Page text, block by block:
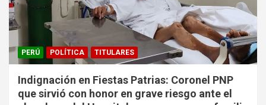
PERÚ POLÍTICA TITULARES
Indignación en Fiestas Patrias: Coronel PNP
que sirvió con honor en grave riesgo ante el